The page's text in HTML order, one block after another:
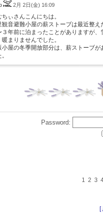
2月 2日(金) 16:09
ちぃさんこんにちは。
観音避難小屋の薪ストーブは最近整
３年前に泊まったことがありますが
暖まりませんでした。
小屋の冬季開放部分は、薪ストーブ
Password:
1 2 3